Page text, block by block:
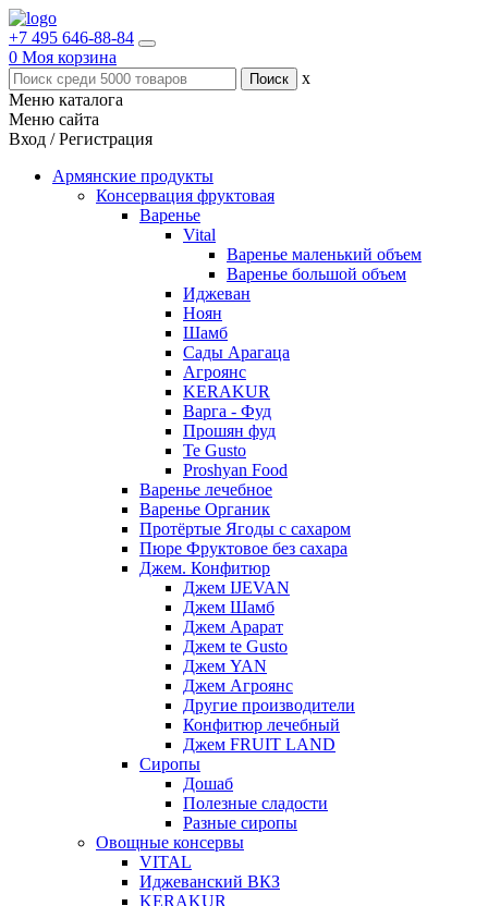
+7 495 646-88-84
0 Моя корзина
x
Меню каталога
Меню сайта
Вход / Регистрация
Армянские продукты
Консервация фруктовая
Варенье
Vital
Варенье маленький объем
Варенье большой объем
Иджеван
Ноян
Шамб
Сады Арагаца
Агроянс
KERAKUR
Варга - Фуд
Прошян фуд
Te Gusto
Proshyan Food
Варенье лечебное
Варенье Органик
Протёртые Ягоды с сахаром
Пюре Фруктовое без сахара
Джем. Конфитюр
Джем IJEVAN
Джем Шамб
Джем Арарат
Джем te Gusto
Джем YAN
Джем Агроянс
Другие производители
Конфитюр лечебный
Джем FRUIT LAND
Сиропы
Дошаб
Полезные сладости
Разные сиропы
Овощные консервы
VITAL
Иджеванский ВКЗ
KERAKUR